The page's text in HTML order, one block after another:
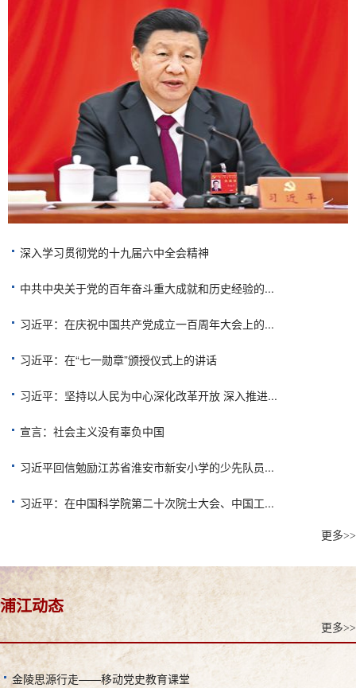
深入学习贯彻党的十九届六中全会精神
中共中央关于党的百年奋斗重大成就和历史经验的...
习近平：在庆祝中国共产党成立一百周年大会上的...
习近平：在“七一勋章”颁授仪式上的讲话
习近平：坚持以人民为中心深化改革开放 深入推进...
宣言：社会主义没有辜负中国
习近平回信勉励江苏省淮安市新安小学的少先队员...
习近平：在中国科学院第二十次院士大会、中国工...
更多>>
浦江动态
更多>>
金陵思源行走——移动党史教育课堂